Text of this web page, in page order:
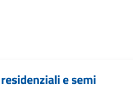
e semi